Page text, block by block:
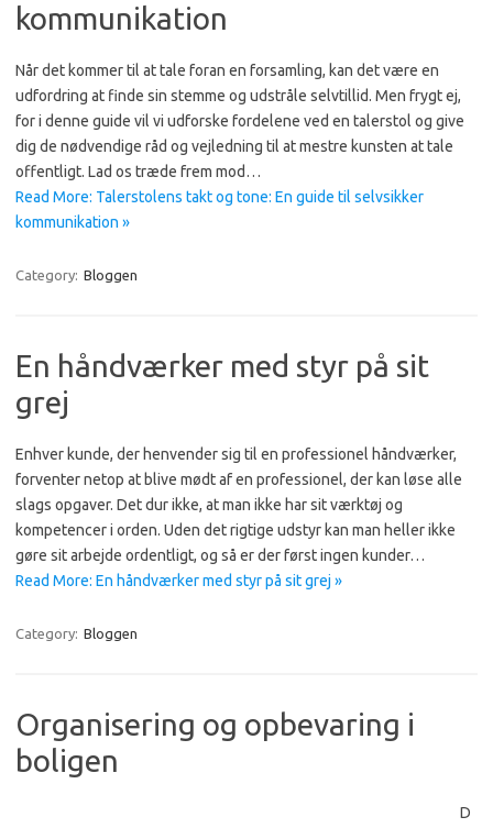
kommunikation
Når det kommer til at tale foran en forsamling, kan det være en
udfordring at finde sin stemme og udstråle selvtillid. Men frygt ej,
for i denne guide vil vi udforske fordelene ved en talerstol og give
dig de nødvendige råd og vejledning til at mestre kunsten at tale
offentligt. Lad os træde frem mod…
Read More: Talerstolens takt og tone: En guide til selvsikker
kommunikation »
Category: Bloggen
En håndværker med styr på sit
grej
Enhver kunde, der henvender sig til en professionel håndværker,
forventer netop at blive mødt af en professionel, der kan løse alle
slags opgaver. Det dur ikke, at man ikke har sit værktøj og
kompetencer i orden. Uden det rigtige udstyr kan man heller ikke
gøre sit arbejde ordentligt, og så er der først ingen kunder…
Read More: En håndværker med styr på sit grej »
Category: Bloggen
Organisering og opbevaring i
boligen
D